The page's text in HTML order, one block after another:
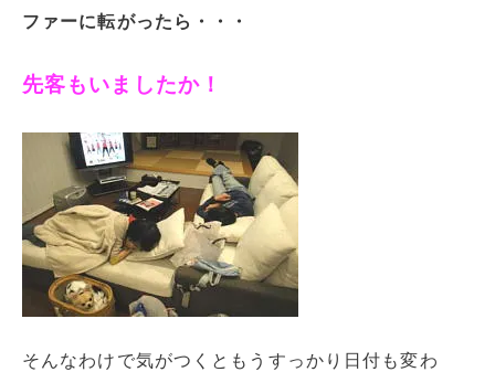
ファーに転がったら・・・
先客もいましたか！
そんなわけで気がつくともうすっかり日付も変わ